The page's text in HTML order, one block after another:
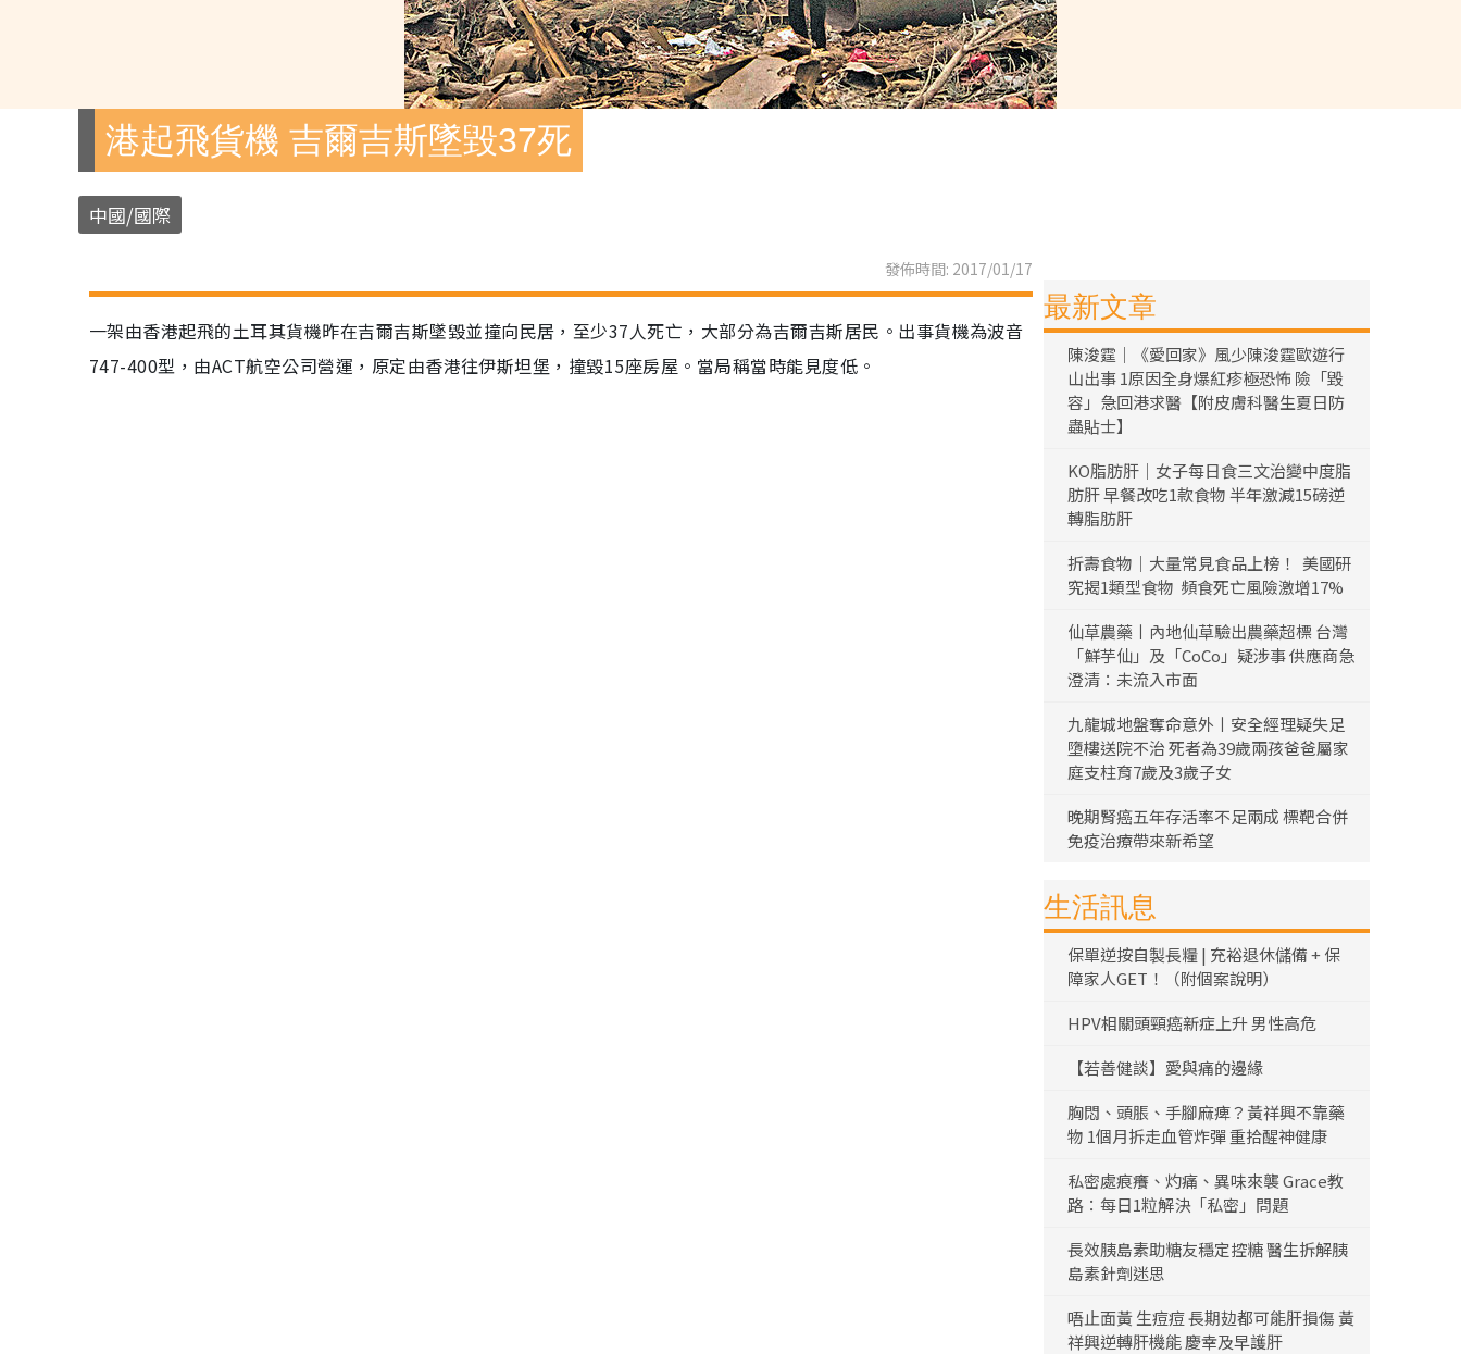
港起飛貨機 吉爾吉斯墜毀37死
中國/國際
發佈時間: 2017/01/17
一架由香港起飛的土耳其貨機昨在吉爾吉斯墜毀並撞向民居，至少37人死亡，大部分為吉爾吉斯居民。出事貨機為波音
747-400型，由ACT航空公司營運，原定由香港往伊斯坦堡，撞毀15座房屋。當局稱當時能見度低。
最新文章
陳浚霆｜《愛回家》風少陳浚霆歐遊行
山出事 1原因全身爆紅疹極恐怖 險「毀
容」急回港求醫【附皮膚科醫生夏日防
蟲貼士】
KO脂肪肝｜女子每日食三文治變中度脂
肪肝 早餐改吃1款食物 半年激減15磅逆
轉脂肪肝
折壽食物｜大量常見食品上榜！ 美國研
究揭1類型食物 頻食死亡風險激增17%
仙草農藥丨內地仙草驗出農藥超標 台灣
「鮮芋仙」及「CoCo」疑涉事 供應商急
澄清：未流入市面
九龍城地盤奪命意外丨安全經理疑失足
墮樓送院不治 死者為39歲兩孩爸爸屬家
庭支柱育7歲及3歲子女
晚期腎癌五年存活率不足兩成 標靶合併
免疫治療帶來新希望
生活訊息
保單逆按自製長糧 | 充裕退休儲備 + 保
障家人GET！（附個案說明）
HPV相關頭頸癌新症上升 男性高危
【若善健談】愛與痛的邊緣
胸悶、頭脹、手腳麻痺？黃祥興不靠藥
物 1個月拆走血管炸彈 重拾醒神健康
私密處痕癢、灼痛、異味來襲 Grace教
路：每日1粒解決「私密」問題
長效胰島素助糖友穩定控糖 醫生拆解胰
島素針劑迷思
唔止面黃 生痘痘 長期攰都可能肝損傷 黃
祥興逆轉肝機能 慶幸及早護肝